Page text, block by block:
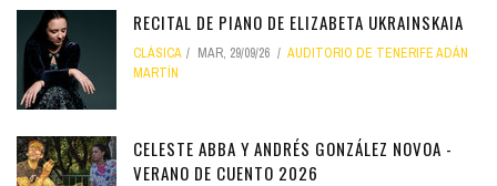
RECITAL DE PIANO DE ELIZABETA UKRAINSKAIA
CLÁSICA MAR, 29/09/26
AUDITORIO DE TENERIFE ADÁN
MARTÍN
CELESTE ABBA Y ANDRÉS GONZÁLEZ NOVOA -
VERANO DE CUENTO 2026